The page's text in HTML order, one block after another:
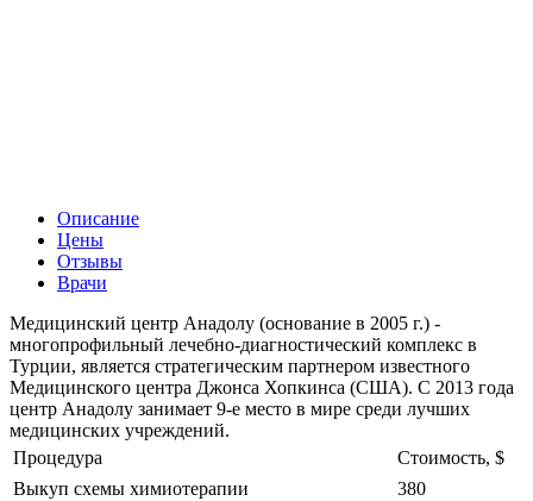
Описание
Цены
Отзывы
Врачи
Медицинский центр Анадолу (основание в 2005 г.) -
многопрофильный лечебно-диагностический комплекс в
Турции, является стратегическим партнером известного
Медицинского центра Джонса Хопкинса (США). С 2013 года
центр Анадолу занимает 9-е место в мире среди лучших
медицинских учреждений.
Процедура
Стоимость, $
Выкуп схемы химиотерапии
380